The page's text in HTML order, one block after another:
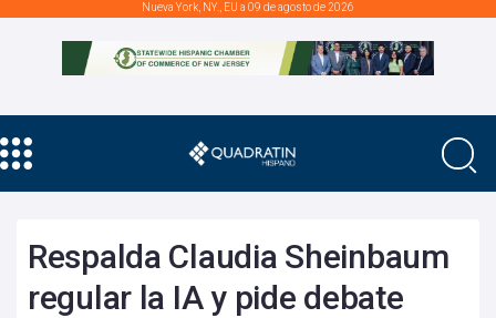
Nueva York, NY., EU a 09 de agosto de 2026
Respalda Claudia Sheinbaum
regular la IA y pide debate